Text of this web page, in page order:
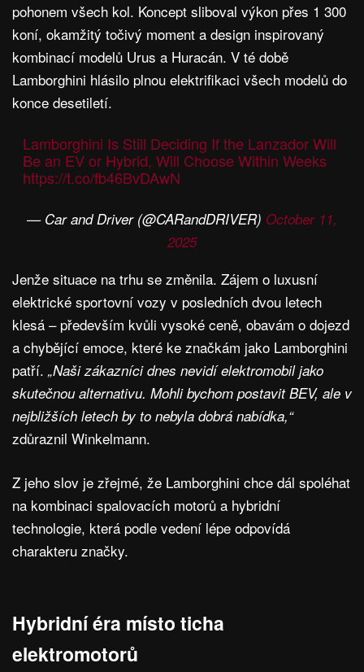
pohonem všech kol. Koncept sliboval výkon přes 1 300
koní, okamžitý točivý moment a design inspirovaný
kombinací modelů Urus a Huracán. V té době
Lamborghini hlásilo plnou elektrifikaci všech modelů do
konce desetiletí.
Lamborghini Is Still Deciding If the Lanzador Will
Be an EV or Hybrid, Will Choose Within Weeks
https://t.co/fb46BvDAwN
— Car and Driver (@CARandDRIVER) October 11,
2025
Jenže situace na trhu se změnila. Zájem o luxusní
elektrické sportovní vozy v posledních dvou letech
klesá – především kvůli vysoké ceně, obavám o dojezd
a chybějící emoce, které ke značkám jako Lamborghini
patří. „Naši zákazníci dnes nevidí elektromobil jako
skutečnou alternativu. Mohli bychom postavit BEV, ale v
nejbližších letech by to nebyla dobrá nabídka,“
zdůraznil Winkelmann.
Z jeho slov je zřejmé, že Lamborghini chce dál spoléhat
na kombinaci spalovacích motorů a hybridní
technologie, která podle vedení lépe odpovídá
charakteru značky.
Hybridní éra místo ticha
elektromotorů